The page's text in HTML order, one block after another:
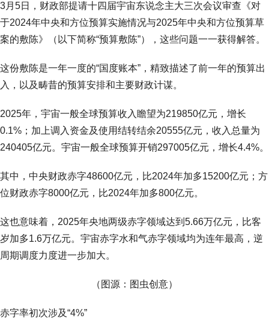
3月5日，财政部提请十四届宇宙东说念主大三次会议审查《对
于2024年中央和方位预算实施情况与2025年中央和方位预算草
案的敷陈》（以下简称“预算敷陈”），这些问题一一获得解答。
这份敷陈是一年一度的“国度账本”，精致描述了前一年的预算出
入，以及畴昔的预算安排和主要财政计谋。
2025年，宇宙一般全球预算收入瞻望为219850亿元，增长
0.1%；加上调入资金及使用结转结余20555亿元，收入总量为
240405亿元。宇宙一般全球预算开销297005亿元，增长4.4%。
其中，中央财政赤字48600亿元，比2024年加多15200亿元；方
位财政赤字8000亿元，比2024年加多800亿元。
这也意味着，2025年央地两级赤字领域达到5.66万亿元，比客
岁加多1.6万亿元。宇宙赤字水和气赤字领域均为连年最高，逆
周期调度力度进一步加大。
（图源：图虫创意）
赤字率初次涉及“4%”